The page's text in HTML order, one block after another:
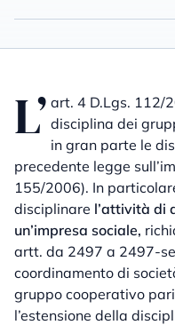
L’ art. 4 D.Lgs. 112/
disciplina dei
in gran parte le
precedente legge
155/2006). In
disciplinare l’attività di
un’impresa sociale,
artt. da 2497 a 2497-
coordinamento di
gruppo cooperativo
l’estensione della